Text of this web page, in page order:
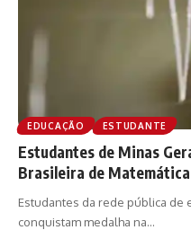
EDUCAÇÃO ESTUDANTE
Estudantes de Minas
Brasileira de
Estudantes da rede pública de
conquistam medalha na…